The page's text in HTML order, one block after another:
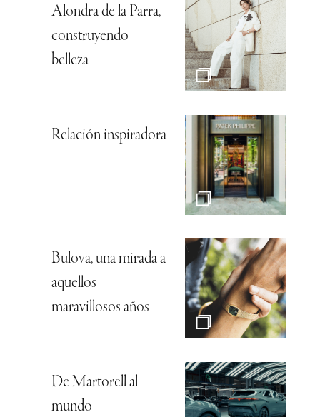
Alondra de la Parra,
construyendo
belleza
Relación inspiradora
Bulova, una mirada a
aquellos
maravillosos años
De Martorell al
mundo